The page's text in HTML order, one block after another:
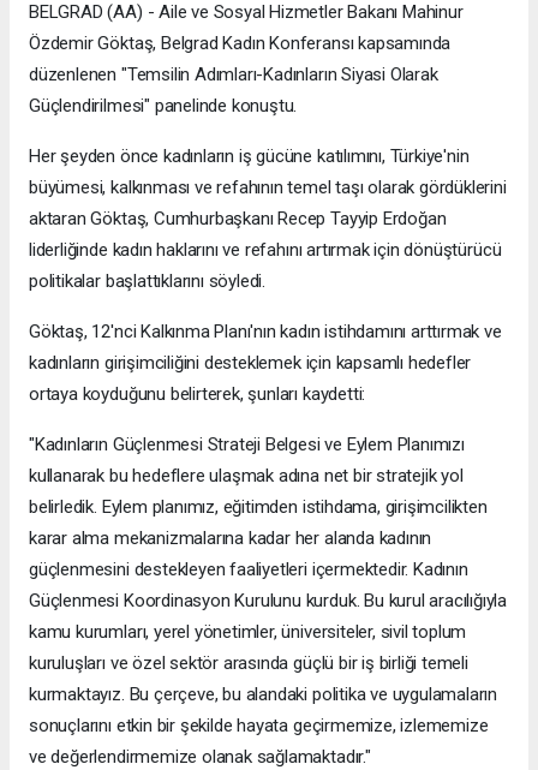
BELGRAD (AA) - Aile ve Sosyal Hizmetler Bakanı Mahinur
Özdemir Göktaş, Belgrad Kadın Konferansı kapsamında
düzenlenen "Temsilin Adımları-Kadınların Siyasi Olarak
Güçlendirilmesi" panelinde konuştu.
Her şeyden önce kadınların iş gücüne katılımını, Türkiye'nin
büyümesi, kalkınması ve refahının temel taşı olarak gördüklerini
aktaran Göktaş, Cumhurbaşkanı Recep Tayyip Erdoğan
liderliğinde kadın haklarını ve refahını artırmak için dönüştürücü
politikalar başlattıklarını söyledi.
Göktaş, 12'nci Kalkınma Planı'nın kadın istihdamını arttırmak ve
kadınların girişimciliğini desteklemek için kapsamlı hedefler
ortaya koyduğunu belirterek, şunları kaydetti:
"Kadınların Güçlenmesi Strateji Belgesi ve Eylem Planımızı
kullanarak bu hedeflere ulaşmak adına net bir stratejik yol
belirledik. Eylem planımız, eğitimden istihdama, girişimcilikten
karar alma mekanizmalarına kadar her alanda kadının
güçlenmesini destekleyen faaliyetleri içermektedir. Kadının
Güçlenmesi Koordinasyon Kurulunu kurduk. Bu kurul aracılığıyla
kamu kurumları, yerel yönetimler, üniversiteler, sivil toplum
kuruluşları ve özel sektör arasında güçlü bir iş birliği temeli
kurmaktayız. Bu çerçeve, bu alandaki politika ve uygulamaların
sonuçlarını etkin bir şekilde hayata geçirmemize, izlememize
ve değerlendirmemize olanak sağlamaktadır."